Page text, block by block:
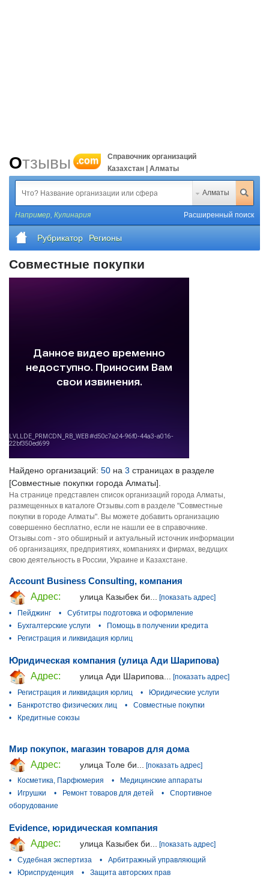
Отзывы .com
Справочник организаций
Казахстан | Алматы
Алматы
Например, Кулинария Расширенный поиск
Рубрикатор Регионы
Совместные покупки
Найдено организаций: 50 на 3 страницах в разделе
[Совместные покупки города Алматы].
На странице представлен список организаций города Алматы,
размещенных в каталоге Отзывы.com в разделе "Совместные
покупки в городе Алматы". Вы можете добавить организацию
совершенно бесплатно, если не нашли ее в справочнике.
Отзывы.com - это обширный и актуальный источник информации
об организациях, предприятиях, компаниях и фирмах, ведущих
свою деятельность в России, Украине и Казахстане.
Account Business Consulting, компания
Адрес:
улица Казыбек би...
[показать адрес]
•
Пейджинг •
Субтитры подготовка и оформление
•
Бухгалтерские услуги •
Помощь в получении кредита
•
Регистрация и ликвидация юрлиц
Юридическая компания (улица Ади Шарипова)
Адрес:
улица Ади Шарипова...
[показать адрес]
•
Регистрация и ликвидация юрлиц •
Юридические услуги
•
Банкротство физических лиц •
Совместные покупки
•
Кредитные союзы
Мир покупок, магазин товаров для дома
Адрес:
улица Толе би...
[показать адрес]
•
Косметика, Парфюмерия •
Медицинские аппараты
•
Игрушки • Ремонт товаров для детей •
Спортивное
оборудование
Evidence, юридическая компания
Адрес:
улица Казыбек би... [показать адрес]
•
Судебная экспертиза •
Арбитражный управляющий
•
Юриспруденция •
Защита авторских прав